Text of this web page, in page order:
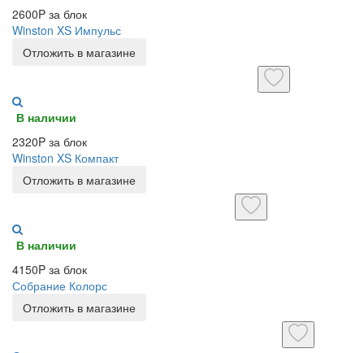
2600P за блок
Winston XS Импульс
Отложить в магазине
В наличии
2320P за блок
Winston XS Компакт
Отложить в магазине
В наличии
4150P за блок
Собрание Колорс
Отложить в магазине